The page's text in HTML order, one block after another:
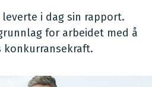
i dag sin rapport.
for arbeidet med å